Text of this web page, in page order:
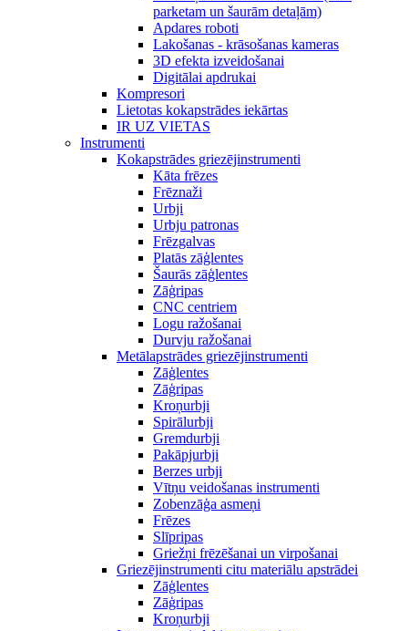
parketam un šaurām detaļām)
Apdares roboti
Lakošanas - krāsošanas kameras
3D efekta izveidošanai
Digitālai apdrukai
Kompresori
Lietotas kokapstrādes iekārtas
IR UZ VIETAS
Instrumenti
Kokapstrādes griezējinstrumenti
Kāta frēzes
Frēznaži
Urbji
Urbju patronas
Frēzgalvas
Platās zāģlentes
Šaurās zāģlentes
Zāģripas
CNC centriem
Logu ražošanai
Durvju ražošanai
Metālapstrādes griezējinstrumenti
Zāģlentes
Zāģripas
Kroņurbji
Spirālurbji
Gremdurbji
Pakāpjurbji
Berzes urbji
Vītņu veidošanas instrumenti
Zobenzāģa asmeņi
Frēzes
Slīpripas
Griežņi frēzēšanai un virpošanai
Griezējinstrumenti citu materiālu apstrādei
Zāģlentes
Zāģripas
Kroņurbji